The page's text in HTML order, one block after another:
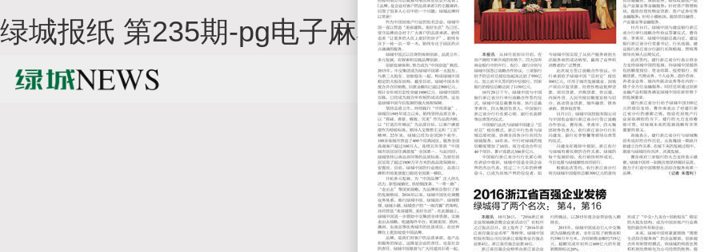
绿城报纸 第235期-pg电子麻将胡了2试玩